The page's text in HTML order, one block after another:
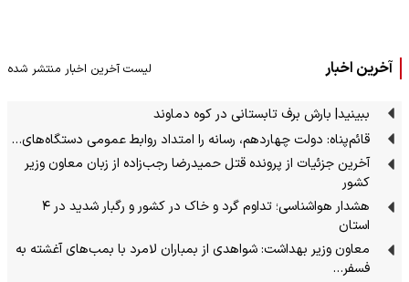
آخرین اخبار لیست آخرین اخبار منتشر شده
ببینید| بارش برف تابستانی در کوه دماوند
قائم‌پناه: دولت چهاردهم، رسانه را امتداد روابط عمومی دستگاه‌های…
آخرین جزئیات از پرونده قتل حمیدرضا رجب‌زاده از زبان معاون وزیر
کشور
هشدار هواشناسی؛ تداوم گرد و خاک در کشور و رگبار شدید در ۴
استان
معاون وزیر بهداشت: شواهدی از بمباران لامرد با بمب‌های آغشته به
فسفر…